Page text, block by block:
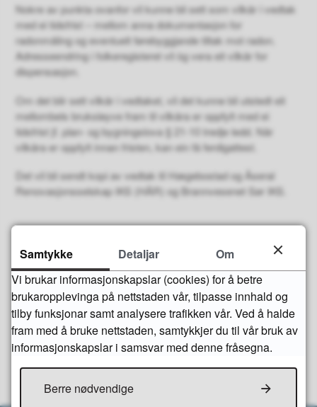
Nokre av punkta ovanfor vil kunne bli sett som vilkår i vedtak
med ei tidsfrist – mellom anna dokumentasjon for
radonmåling og eventuelt førebyggjande tiltak mot radon.
Adresseendring i folkeregisteret vil òg vera eit vilkår for
dispensasjon.
Om det blir sett vilkår i vedtaket, vil det kunne bli utstedt eit
mellombels bruksløyve fram til vilkåra er oppfylt med ei
tidsfrist jf. plan- og bygningslova § 21-10 tredje ledd. Når
vilkåra er oppfylt innan fristen, kan ein få ferdigattest.
Det vil bli sendt kopi av vedtak til Hægebostad og Åseral
Renovasjonsselskap IKS (HÅR) og Brannvesenet Sør IKS.
Fann du det du leita etter?
Ja Nei
Samtykke Detaljar
Om
Vi brukar informasjonskapslar (cookies) for å betre
brukaropplevinga på nettstaden vår, tilpasse innhald og
tilby funksjonar samt analysere trafikken vår. Ved å halde
fram med å bruke nettstaden, samtykkjer du til vår bruk av
informasjonskapslar i samsvar med denne fråsegna.
Berre nødvendige